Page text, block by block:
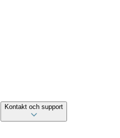
Kontakt och support